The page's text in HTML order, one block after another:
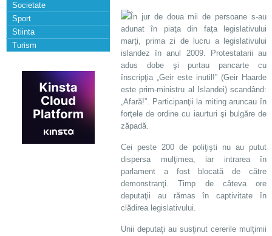
Societate
Sport
Stiinta
Turism
În jur de doua mii de persoane s-au
adunat în piaţa din faţa legislativului
marţi, prima zi de lucru a legislativului
islandez în anul 2009. Protestatarii au
adus dobe şi purtau pancarte cu
înscripţia „Geir este inutil!” (Geir Haarde
este prim-ministru al Islandei) scandând:
„Afară!”. Participanţii la miting aruncau în
forţele de ordine cu iaurturi şi bulgăre de
zăpadă.
Cei peste 200 de poliţişti nu au putut
dispersa mulţimea, iar intrarea în
parlament a fost blocată de către
demonstranţi. Timp de câteva ore
deputaţii au rămas în captivitate în
clădirea legislativului.
Unii deputaţi au susţinut cererile mulţimii